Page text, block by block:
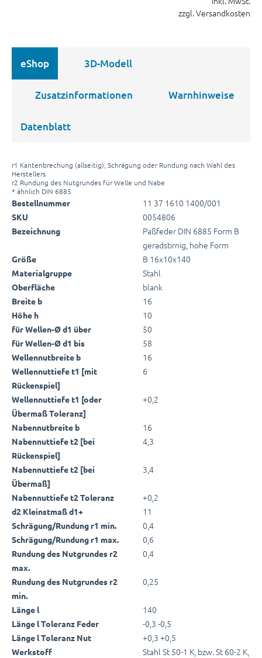
zzgl. Versandkosten
eShop 3D-Modell
Zusatzinformationen Warnhinweise
Datenblatt
r1 Kantenbrechung (allseitig), Schrägung oder Rundung nach Wahl des
Herstellers
r2 Rundung des Nutgrundes für Welle und Nabe
* ähnlich DIN 6885
Bestellnummer 11 37 1610 1400/001
SKU 0054806
Bezeichnung
Paßfeder DIN 6885 Form B
geradstirnig, hohe Form
Größe B 16x10x140
Materialgruppe Stahl
Oberfläche blank
Breite b 16
Höhe h 10
für Wellen-Ø d1 über 50
für Wellen-Ø d1 bis 58
Wellennutbreite b 16
Wellennuttiefe t1 [mit
Rückenspiel]
6
Wellennuttiefe t1 [oder
Übermaß Toleranz]
+0,2
Nabennutbreite b 16
Nabennuttiefe t2 [bei
Rückenspiel]
4,3
Nabennuttiefe t2 [bei
Übermaß]
3,4
Nabennuttiefe t2 Toleranz +0,2
d2 Kleinstmaß d1+ 11
Schrägung/Rundung r1 min. 0,4
Schrägung/Rundung r1 max. 0,6
Rundung des Nutgrundes r2
max.
0,4
Rundung des Nutgrundes r2
min.
0,25
Länge l 140
Länge l Toleranz Feder -0,3 -0,5
Länge l Toleranz Nut +0,3 +0,5
Werkstoff
Stahl St 50-1 K, bzw. St 60-2 K,